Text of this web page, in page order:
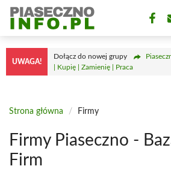
Przejdź
treści
UWAGA!
Dołącz do nowej grupy
| Kupię | Zamienię | Praca
Strona główna / Firmy
Firmy Piaseczno -
Firm